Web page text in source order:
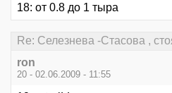
18: от 0.8 до 1 тыра
Re: Селезнева -Стасова ,
ron
20 - 02.06.2009 - 11:55